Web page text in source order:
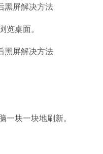
桌面。
块一块地刷新。